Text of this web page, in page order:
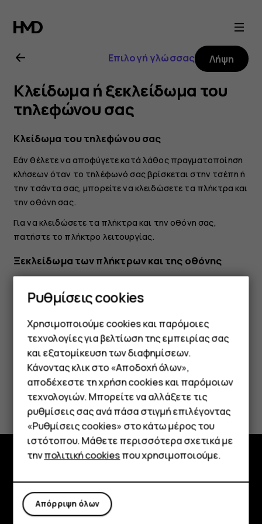
Οδηγίες
χρήσης
Nokia
2.1
Smartphone
Τηλέφωνα απλής χρήσης
Tablet
Επιλογή γλώσσας Λήψη
Κλείδωμα ή ξεκλείδωμα του
τηλεφώνου σας
Κλείδωμα του τηλεφώνου σας
Εάν θέλετε να αποφύγετε κατά λάθος πραγματοποίηση
κλήσεων όταν το τηλέφωνό σας βρίσκεται στην τσέπη ή
την τσάντα σας, μπορείτε να κλειδώσετε τα πλήκτρα και
την οθόνη σας.
Για να κλειδώσετε τα πλήκτρα και την οθόνη σας,
πατήστε το πλήκτρο λειτουργίας.
Ξεκλείδωμα των πλήκτρων και της οθόνης
δάκτυλο την οθόνη προς τα επάνω και στο πλάτος. Εάν
Το βρήκατε χρήσιμο;
Ναι Όχι
Πληροφορίες
Ρυθμίσεις cookies
Χρησιμοποιούμε cookies και παρόμοιες
τεχνολογίες για βελτίωση της εμπειρίας σας
και εξατομίκευση των διαφημίσεων.
Κάνοντας κλικ στο «Αποδοχή όλων»,
αποδέχεστε τη χρήση cookies και παρόμοιων
τεχνολογιών. Μπορείτε να αλλάξετε τις
ρυθμίσεις σας ανά πάσα στιγμή επιλέγοντας
«Ρυθμίσεις cookies» στο κάτω μέρος του
ιστότοπου. Μάθετε περισσότερα σχετικά με
τηνπολιτική cookiesπου χρησιμοποιούμε.
Απόρριψη όλων